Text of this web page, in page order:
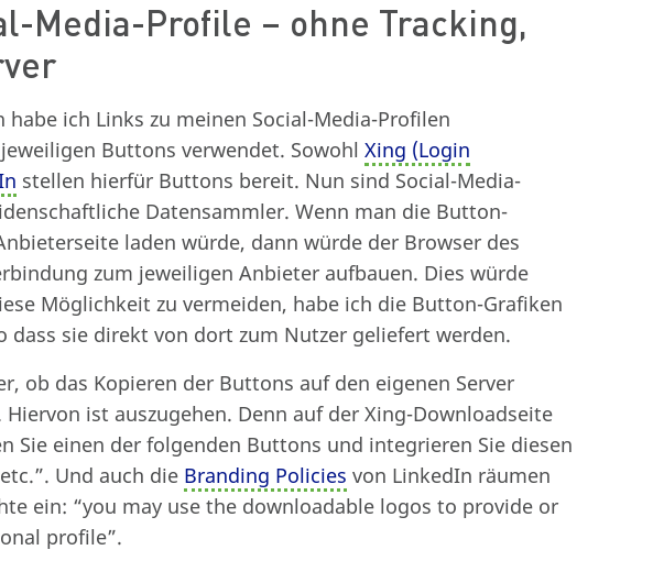
Media-Profile – ohne Tracking,
ich Links zu meinen Social-Media-Profilen
Buttons verwendet. Sowohl Xing (Login
stellen hierfür Buttons bereit. Nun sind Social-Media-
Datensammler. Wenn man die Button-
laden würde, dann würde der Browser des
zum jeweiligen Anbieter aufbauen. Dies würde
Möglichkeit zu vermeiden, habe ich die Button-Grafiken
dass sie direkt von dort zum Nutzer geliefert werden.
ob das Kopieren der Buttons auf den eigenen Server
ist auszugehen. Denn auf der Xing-Downloadseite
Sie einen der folgenden Buttons und integrieren Sie diesen
Und auch die Branding Policies von LinkedIn räumen
ein: “you may use the downloadable logos to provide or
profile”.